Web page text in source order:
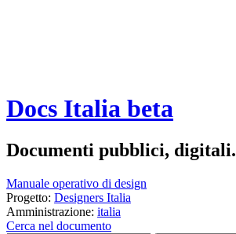
Docs Italia beta
Documenti pubblici, digitali.
Manuale operativo di design
Progetto: Designers Italia
Amministrazione: italia
Cerca nel documento